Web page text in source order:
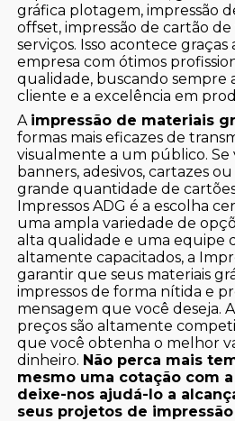
gráfica plotagem, impressão
offset, impressão de cartão
serviços. Isso acontece
empresa com ótimos
qualidade, buscando sempre
cliente e a excelência em
A impressão de materiais
formas mais eficazes de
visualmente a um público. Se
banners, adesivos, cartazes
grande quantidade de cartões
Impressos ADG é a escolha
uma ampla variedade de
alta qualidade e uma equipe
altamente capacitados, a
garantir que seus materiais
impressos de forma nítida e
mensagem que você deseja.
preços são altamente
que você obtenha o melhor
dinheiro. Não perca mais
mesmo uma cotação com
deixe-nos ajudá-lo a
seus projetos de